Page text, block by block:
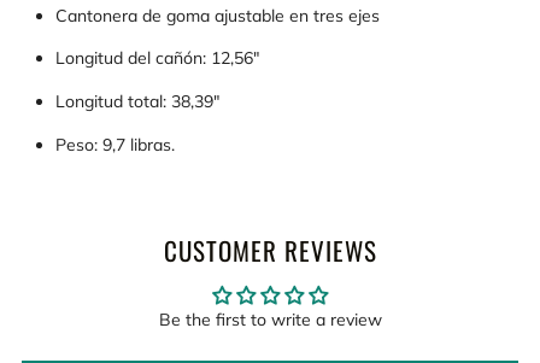
Cantonera de goma ajustable en tres ejes
Longitud del cañón: 12,56"
Longitud total: 38,39"
Peso: 9,7 libras.
CUSTOMER REVIEWS
Be the first to write a review